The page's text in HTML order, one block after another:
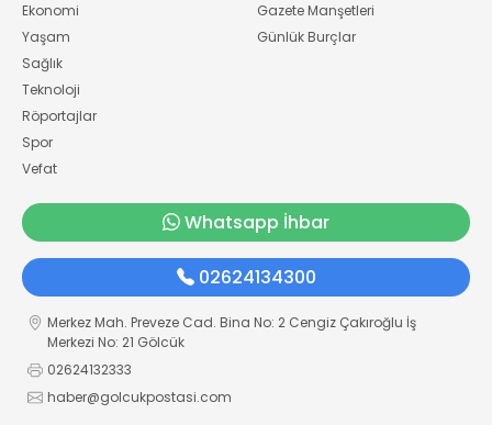
Ekonomi
Yaşam
Sağlık
Teknoloji
Röportajlar
Spor
Vefat
Gazete Manşetleri
Günlük Burçlar
Whatsapp İhbar
02624134300
Merkez Mah. Preveze Cad. Bina No: 2 Cengiz Çakıroğlu İş
Merkezi No: 21 Gölcük
02624132333
haber@golcukpostasi.com